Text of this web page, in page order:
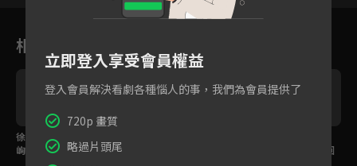
相關花絮
徐黎娜想包養落魄的李
峋？沒想到當場被打
臉，還讓男神間接示愛
出獄後的李峋誓言奪回
立即登入享受會員權益
登入會員解決看劇各種惱人的事，我們為會員提供了
720p 畫質
略過片頭尾